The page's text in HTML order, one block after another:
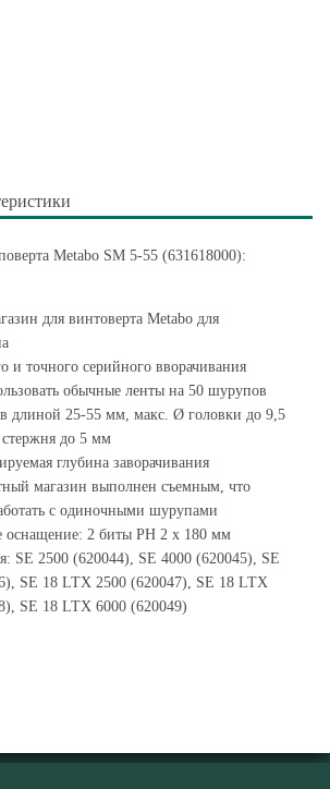
Metabo SM 5-55 (631618000):
для винтоверта Metabo для
и точного серийного вворачивания
обычные ленты на 50 шурупов
длиной 25-55 мм, макс. Ø головки до 9,5
до 5 мм
глубина заворачивания
магазин выполнен съемным, что
с одиночными шурупами
оснащение: 2 биты PH 2 x 180 мм
SE 2500 (620044), SE 4000 (620045), SE
SE 18 LTX 2500 (620047), SE 18 LTX
SE 18 LTX 6000 (620049)